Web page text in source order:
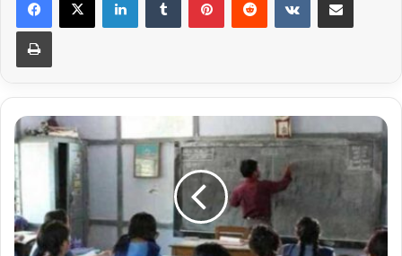
Print
अब
स्कूली
छात्र
पढ़ेंगे
गढ़वाली-
कुमाऊंनी
सहित